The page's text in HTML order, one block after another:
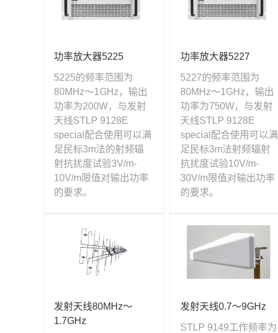
功率放大器5225
5225的频率范围为
80MHz～1GHz，输出
功率为200W，与发射
天线STLP 9128E
special配合使用可以满
足民标3m法的射频辐
射抗扰度试验3V/m-
10V/m限值对输出功率
的要求。
功率放大器5227
5227的频率范围为
80MHz～1GHz，输出
功率为750W，与发射
天线STLP 9128E
special配合使用可以满
足民标3m法射频辐射
抗扰度试验10V/m-
30V/m限值对输出功率
的要求。
发射天线80MHz～
1.7GHz
发射天线0.7～9GHz
STLP 9149工作频率为